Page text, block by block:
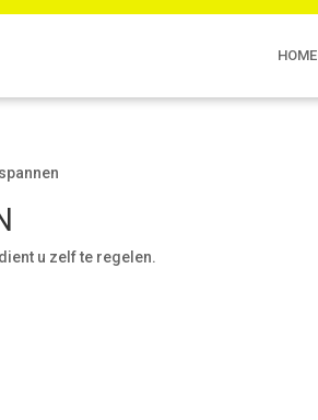
HOME
u zelf te regelen.